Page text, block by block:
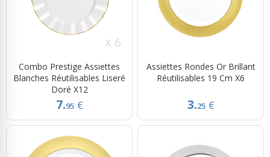
Combo Prestige Assiettes
Blanches Réutilisables Liseré
Doré X12
7.95 €
Assiettes Rondes Or Brillant
Réutilisables 19 Cm X6
3.25 €